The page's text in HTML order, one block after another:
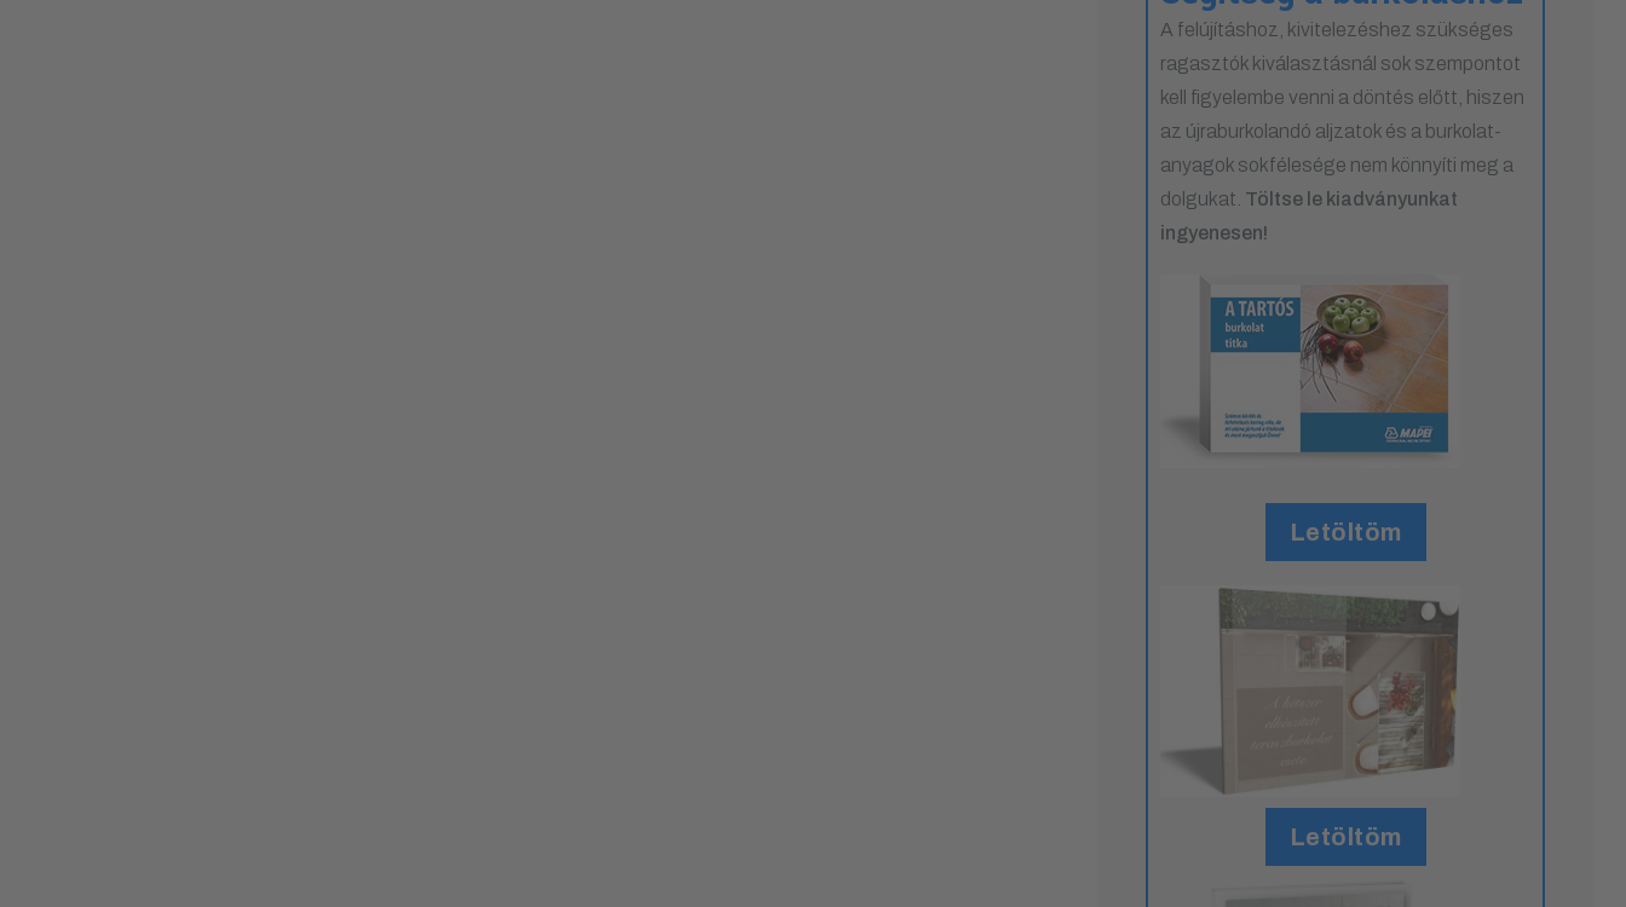
A felújításhoz, kivitelezéshez szükséges
ragasztók kiválasztásnál sok szempontot
kell figyelembe venni a döntés előtt, hiszen
az újraburkolandó aljzatok és a burkolat-
anyagok sokfélesége nem könnyíti meg a
dolgukat. Töltse le kiadványunkat
ingyenesen!
Letöltöm
Letöltöm